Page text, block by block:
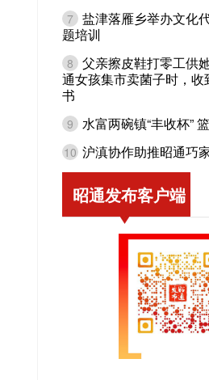
7 盐津落雁乡举办文化
题培训
8 父亲擦皮鞋打零工供
通女孩集市卖菌子时，收
书
9 水富两碗镇“丰收杯”
10 沪滇协作助推昭通巧
昭通发布客户端